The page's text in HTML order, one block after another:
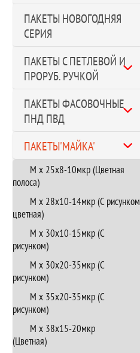
ПАКЕТЫ НОВОГОДНЯЯ
СЕРИЯ
ПАКЕТЫ С ПЕТЛЕВОЙ И
ПРОРУБ. РУЧКОЙ
ПАКЕТЫ ФАСОВОЧНЫЕ
ПНД ПВД
ПАКЕТЫ'МАЙКА'
М х 25х8-10мкр (Цветная
полоса)
М х 28х10-14мкр (С рисунком
цветная)
М х 30х10-15мкр (С
рисунком)
М х 30х20-35мкр (С
рисунком)
М х 35х20-35мкр (С
рисунком)
М х 38х15-20мкр
(Цветная)